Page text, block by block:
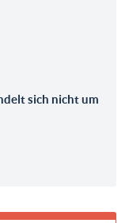
sich nicht um